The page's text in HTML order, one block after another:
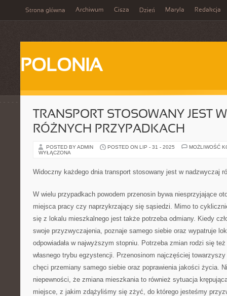
Strona główna Archiwum Cisza Dzień Maryla Redakcja
POLONIA
TRANSPORT STOSOWANY JEST
RÓŻNYCH PRZYPADKACH
POSTED BY ADMIN POSTED ON LIP - 31 - 2025
MOŻLIWOŚĆ
WYŁĄCZONA
Widoczny każdego dnia transport stosowany jest w nadzwyczaj
W wielu przypadkach powodem przenosin bywa niesprzyjające
miejsca pracy czy naprzykrzający się sąsiedzi. Mimo to
się z lokalu mieszkalnego jest także potrzeba odmiany. Kiedy
swoje przyzwyczajenia, poznaje samego siebie oraz wypatruje
odpowiadała w najwyższym stopniu. Potrzeba zmian rodzi się
własnego trybu egzystencji. Przenosinom najczęściej towarzyszy
chęci przemiany samego siebie oraz poprawienia jakości życia.
niepewności, że zmiana mieszkania to również sytuacja
miejsce, z jakim zdążyliśmy się zżyć, do którego jesteśmy